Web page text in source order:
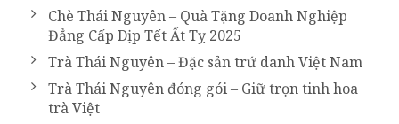
Chè Thái Nguyên – Quà Tặng Doanh Nghiệp
Đẳng Cấp Dịp Tết Ất Tỵ 2025
Trà Thái Nguyên – Đặc sản trứ danh Việt Nam
Trà Thái Nguyên đóng gói – Giữ trọn tinh hoa
trà Việt